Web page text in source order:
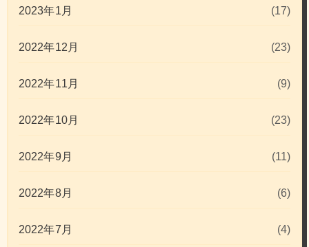
2023年1月 (17)
2022年12月 (23)
2022年11月 (9)
2022年10月 (23)
2022年9月 (11)
2022年8月 (6)
2022年7月 (4)